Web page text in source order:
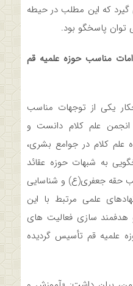
که این مطلب در حیطه
توان پاسخگو بود.
مناسب حوزه علمیه قم
یکی از توجهات مناسب
انجمن علم کلام دانست و
علم کلام در جوامع بشری،
به شبهات حوزه عقائد
حقه جعفری(ع) و شناسایی
علمی مرتبط با این
هدفمند سازی فعالیت های
علمیه قم تأسیس گردیده